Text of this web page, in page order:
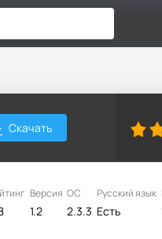
Скачать
Версия
1.2
ОС
2.3.3
Русский язык
Есть